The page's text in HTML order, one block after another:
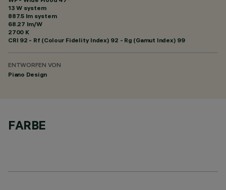
13 W system
887.5 lm system
68.27 lm/W
2700 K
CRI 92 - Rf (Colour Fidelity Index) 92 - Rg (Gamut Index) 99
ENTWORFEN VON
Piano Design
FARBE